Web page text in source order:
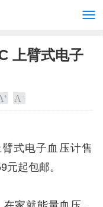
上臂式电子
式电子血压计售
起包邮。